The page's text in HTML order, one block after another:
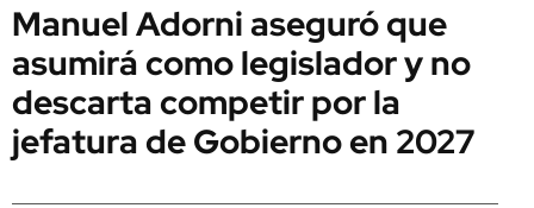
Manuel Adorni aseguró que
asumirá como legislador y no
descarta competir por la
jefatura de Gobierno en 2027